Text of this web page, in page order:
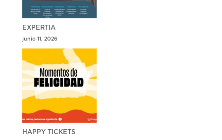
EXPERTIA
junio 11, 2026
HAPPY TICKETS